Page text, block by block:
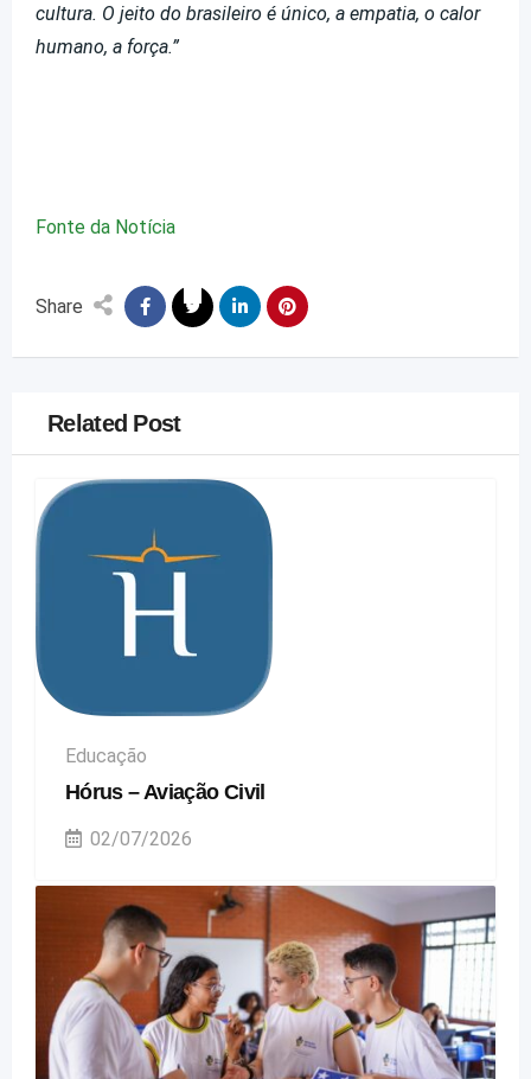
cultura. O jeito do brasileiro é único, a empatia, o calor
humano, a força.”
Fonte da Notícia
Share
Related Post
Educação
Hórus – Aviação Civil
02/07/2026